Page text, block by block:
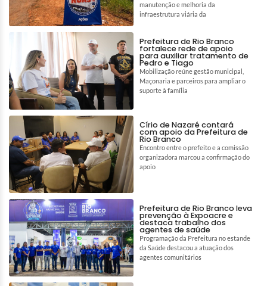
manutenção e melhoria da
infraestrutura viária da
Prefeitura de Rio Branco
fortalece rede de apoio
para auxiliar tratamento de
Pedro e Tiago
Mobilização reúne gestão municipal,
Maçonaria e parceiros para ampliar o
suporte à família
Círio de Nazaré contará
com apoio da Prefeitura de
Rio Branco
Encontro entre o prefeito e a comissão
organizadora marcou a confirmação do
apoio
Prefeitura de Rio Branco leva
prevenção à Expoacre e
destaca trabalho dos
agentes de saúde
Programação da Prefeitura no estande
da Saúde destacou a atuação dos
agentes comunitários